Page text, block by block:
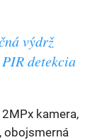
výdrž
detekcia
kamera,
obojsmerná